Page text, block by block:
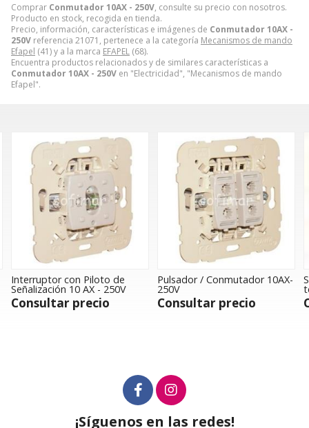
Comprar Conmutador 10AX - 250V, consulte su precio con nosotros.
Producto en stock, recogida en tienda.
Precio, información, características e imágenes de Conmutador 10AX -
250V referencia 21071, pertenece a la categoría Mecanismos de mando
Efapel (41) y a la marca EFAPEL (68).
Encuentra productos relacionados y de similares características a
Conmutador 10AX - 250V en "Electricidad", "Mecanismos de mando
Efapel".
Interruptor con Piloto de
Señalización 10 AX - 250V
Consultar precio
Pulsador / Conmutador 10AX-
250V
Consultar precio
¡Síguenos en las redes!